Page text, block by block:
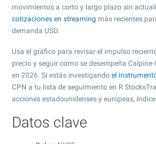
movimientos a corto y largo plazo sin
cotizaciones en streaming más recientes
demanda USD.
Usa el gráfico para revisar el impulso
precio y seguir cómo se desempeña Calpine
en 2026. Si estás investigando el
CPN a tu lista de seguimiento en R
acciones estadounidenses y europeas,
Datos clave